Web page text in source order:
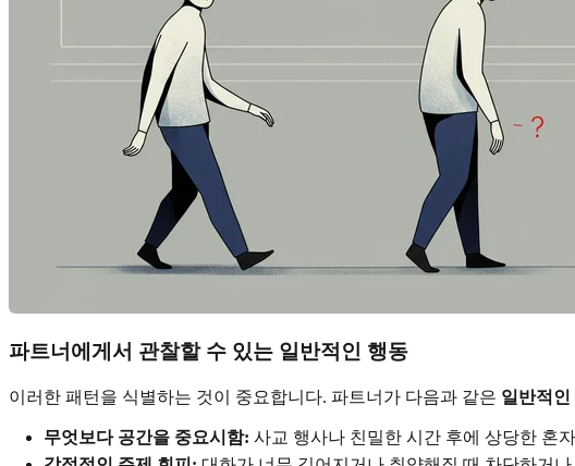
파트너에게서 관찰할 수 있는 일반적인 행동
이러한 패턴을 식별하는 것이 중요합니다. 파트너가 다음과 같은 일반적인
무엇보다 공간을 중요시함: 사교 행사나 친밀한 시간 후에 상당한 혼